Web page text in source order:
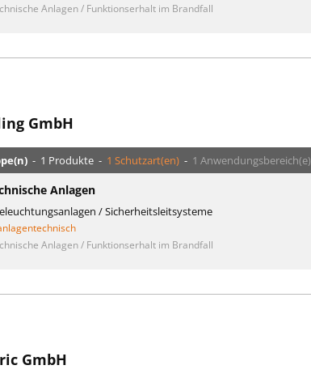
Anlagen / Funktionserhalt im Brandfall
GmbH
- 1 Produkte - 1 Schutzart(en)- 1 Anwendungsbereich(e)
Anlagen
/ Sicherheitsleitsysteme
Anlagen / Funktionserhalt im Brandfall
GmbH